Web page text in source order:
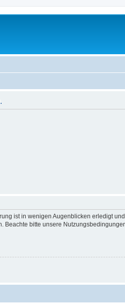
ist in wenigen Augenblicken erledigt
bitte unsere